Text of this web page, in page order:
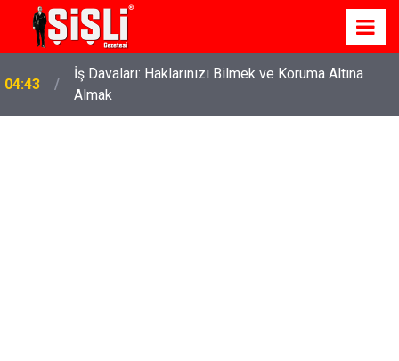
04:43
İş Davaları: Haklarınızı Bilmek ve Koruma Altına
Almak